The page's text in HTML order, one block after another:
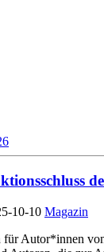
10-10 Magazin
Autor*innen